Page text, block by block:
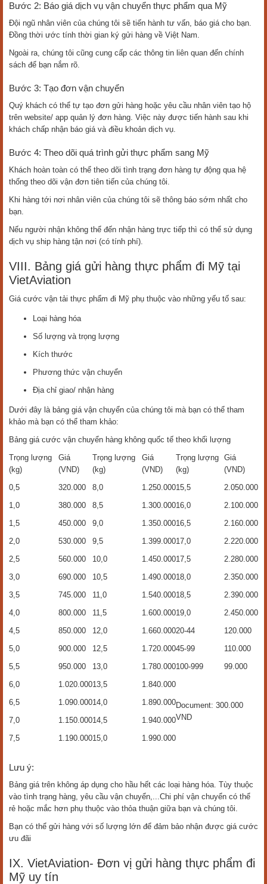
Bước 2: Báo giá dịch vụ vận chuyển thực phẩm qua Mỹ
Đội ngũ nhân viên của chúng tôi sẽ tiến hành tư vấn, báo giá cho bạn.
Đồng thời ước tính thời gian ký gửi hàng về Việt Nam.
Ngoài ra, chúng tôi cũng cung cấp các thông tin liên quan đến chính
sách để bạn nắm rõ.
Bước 3: Tạo đơn vận chuyển
Quý khách có thể tự tạo đơn gửi hàng hoặc yêu cầu nhân viên tạo hộ
trên website/ app quản lý đơn hàng. Việc này được tiến hành sau khi
khách chấp nhận báo giá và điều khoản dịch vụ.
Bước 4: Theo dõi quá trình gửi thực phẩm sang Mỹ
Khách hoàn toàn có thể theo dõi tình trạng đơn hàng tự động qua hệ
thống theo dõi vận đơn tiên tiến của chúng tôi.
Khi hàng tới nơi nhân viên của chúng tôi sẽ thông báo sớm nhất cho
bạn.
Nếu người nhận không thể đến nhận hàng trực tiếp thì có thể sử dụng
dịch vụ ship hàng tận nơi (có tính phí).
VIII. Bảng giá gửi hàng thực phẩm đi Mỹ tại
VietAviation
Giá cước vận tải thực phẩm đi Mỹ phụ thuộc vào những yếu tố sau:
Loại hàng hóa
Số lượng và trọng lượng
Kích thước
Phương thức vận chuyển
Địa chỉ giao/ nhận hàng
Dưới đây là bảng giá vận chuyển của chúng tôi mà bạn có thể tham
khảo mà bạn có thể tham khảo:
Bảng giá cước vận chuyển hàng không quốc tế theo khối lượng
Trọng lượng
(kg)
Giá
(VND)
Trọng lượng
(kg)
Giá
(VND)
Trọng lượng
(kg)
Giá
(VND)
0,5
320.000 8,0 1.250.00015,5
2.050.000
1,0
380.000 8,5 1.300.00016,0
2.100.000
1,5
450.000 9,0 1.350.00016,5
2.160.000
2,0
530.000 9,5 1.399.00017,0
2.220.000
2,5
560.000 10,0 1.450.00017,5
2.280.000
3,0
690.000 10,5 1.490.00018,0
2.350.000
3,5
745.000 11,0 1.540.00018,5
2.390.000
4,0
800.000 11,5 1.600.00019,0
2.450.000
4,5
850.000 12,0 1.660.00020-44
120.000
5,0
900.000 12,5 1.720.00045-99
110.000
5,5
950.000 13,0 1.780.000100-999
99.000
6,0
1.020.00013,5 1.840.000
Document: 300.000
VND
6,5 1.090.00014,0
1.890.000
7,0
1.150.00014,5
1.940.000
7,5
1.190.00015,0 1.990.000
Lưu ý:
Bảng giá trên không áp dụng cho hầu hết các loại hàng hóa. Tùy thuộc
vào tình trạng hàng, yêu cầu vận chuyển,...Chi phí vận chuyển có thể
rẻ hoặc mắc hơn phụ thuộc vào thỏa thuận giữa bạn và chúng tôi.
Bạn có thể gửi hàng với số lượng lớn để đảm bảo nhận được giá cước
ưu đãi
IX. VietAviation- Đơn vị gửi hàng thực phẩm đi
Mỹ uy tín